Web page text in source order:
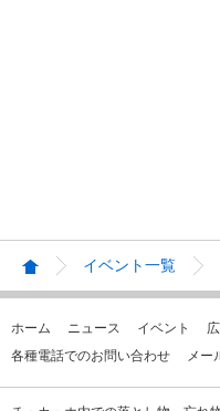
イベント一覧
ホーム ニュース イベント
各種電話でのお問い合わせ
メー